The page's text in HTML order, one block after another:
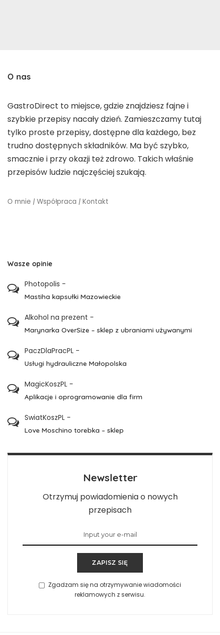
O nas
GastroDirect to miejsce, gdzie znajdziesz fajne i
szybkie przepisy nacały dzień. Zamieszczamy tutaj
tylko proste przepisy, dostępne dla każdego, bez
trudno dostępnych składników. Ma być szybko,
smacznie i przy okazji też zdrowo. Takich właśnie
przepisów ludzie najczęściej szukają.
O mnie | Współpraca | Kontakt
Wasze opinie
Photopolis -
Mastiha kapsułki Mazowieckie
Alkohol na prezent -
Marynarka OverSize – sklep z ubraniami używanymi
PaczDlaPracPL -
Usługi hydrauliczne Małopolska
MagicKoszPL -
Aplikacje i oprogramowanie dla firm
SwiatKoszPL -
Love Moschino torebka – sklep
Newsletter
Otrzymuj powiadomienia o nowych
przepisach
ZAPISZ SIĘ
Zgadzam się na otrzymywanie wiadomości
reklamowych z serwisu.